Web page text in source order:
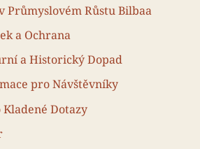
Průmyslovém Růstu Bilbaa
a Ochrana
a Historický Dopad
pro Návštěvníky
Kladené Dotazy